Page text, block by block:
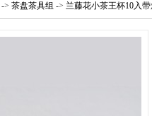
-> 茶盘茶具组 -> 兰藤花小茶王杯10入